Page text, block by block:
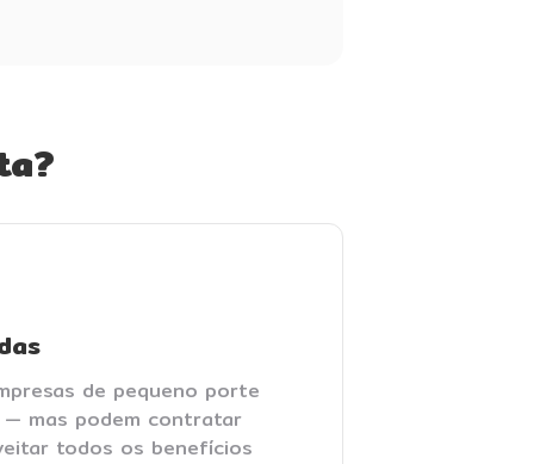
de pequeno porte
— mas podem contratar
todos os benefícios